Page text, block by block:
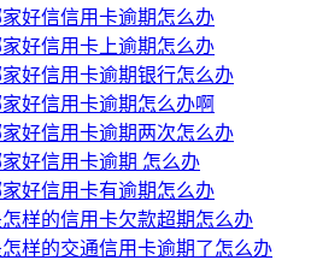
好信信用卡逾期怎么办
好信用卡上逾期怎么办
好信用卡逾期银行怎么办
好信用卡逾期怎么办啊
好信用卡逾期两次怎么办
好信用卡逾期 怎么办
好信用卡有逾期怎么办
样的信用卡欠款超期怎么办
样的交通信用卡逾期了怎么办